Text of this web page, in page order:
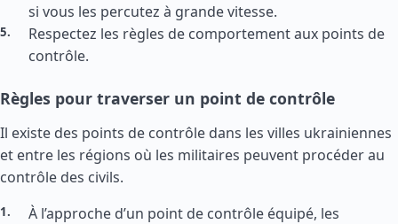
si vous les percutez à grande vitesse.
Respectez les règles de comportement aux points de
contrôle.
Règles pour traverser un point de contrôle
Il existe des points de contrôle dans les villes ukrainiennes
et entre les régions où les militaires peuvent procéder au
contrôle des civils.
À l’approche d’un point de contrôle équipé, les